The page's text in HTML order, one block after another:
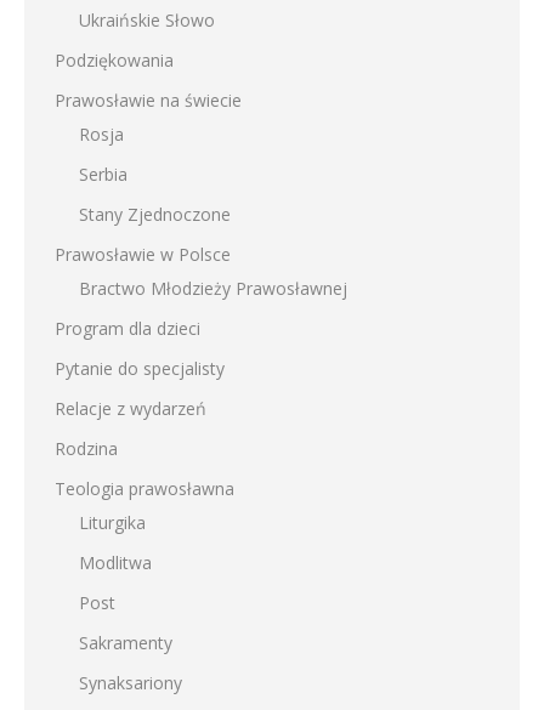
Ukraińskie Słowo
Podziękowania
Prawosławie na świecie
Rosja
Serbia
Stany Zjednoczone
Prawosławie w Polsce
Bractwo Młodzieży Prawosławnej
Program dla dzieci
Pytanie do specjalisty
Relacje z wydarzeń
Rodzina
Teologia prawosławna
Liturgika
Modlitwa
Post
Sakramenty
Synaksariony